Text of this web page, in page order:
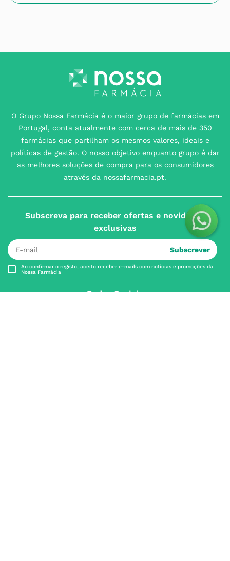
O Grupo Nossa Farmácia é o maior grupo de farmácias em
Portugal, conta atualmente com cerca de mais de 350
farmácias que partilham os mesmos valores, ideais e
políticas de gestão. O nosso objetivo enquanto grupo é dar
as melhores soluções de compra para os consumidores
através da nossafarmacia.pt.
Subscreva para receber ofertas e novidades
exclusivas
Subscrever
Ao confirmar o registo, aceito receber e-mails com notícias e promoções da
Nossa Farmácia
Redes Sociais